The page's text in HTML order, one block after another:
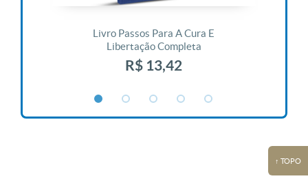
Livro Passos Para A Cura E
Libertação Completa
R$ 13,42
↑ TOPO